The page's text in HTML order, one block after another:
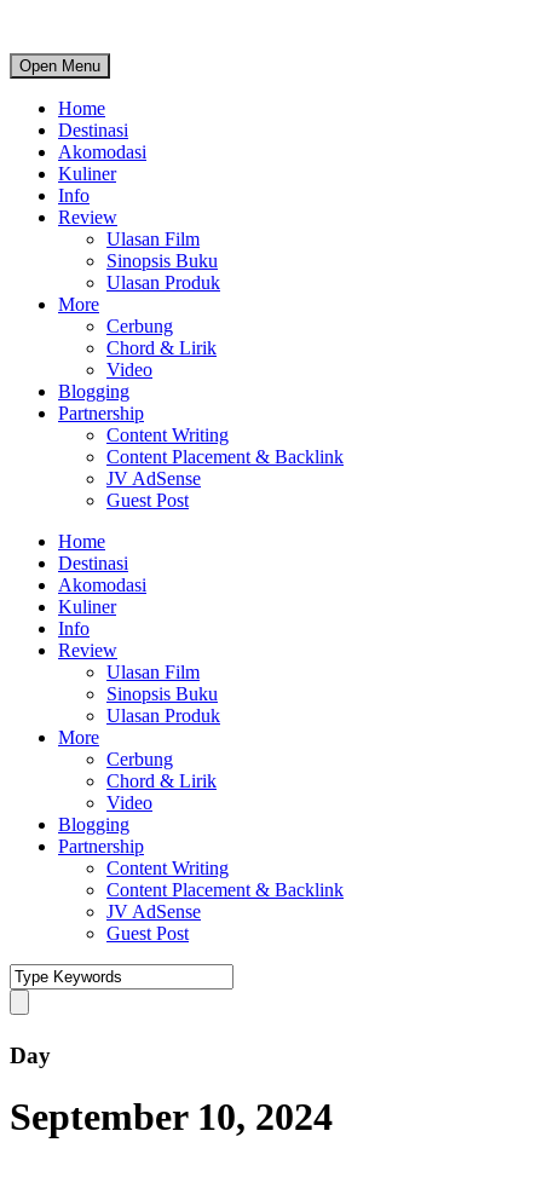
Open Menu
Home
Destinasi
Akomodasi
Kuliner
Info
Review
Ulasan Film
Sinopsis Buku
Ulasan Produk
More
Cerbung
Chord & Lirik
Video
Blogging
Partnership
Content Writing
Content Placement & Backlink
JV AdSense
Guest Post
Home
Destinasi
Akomodasi
Kuliner
Info
Review
Ulasan Film
Sinopsis Buku
Ulasan Produk
More
Cerbung
Chord & Lirik
Video
Blogging
Partnership
Content Writing
Content Placement & Backlink
JV AdSense
Guest Post
Day
September 10, 2024